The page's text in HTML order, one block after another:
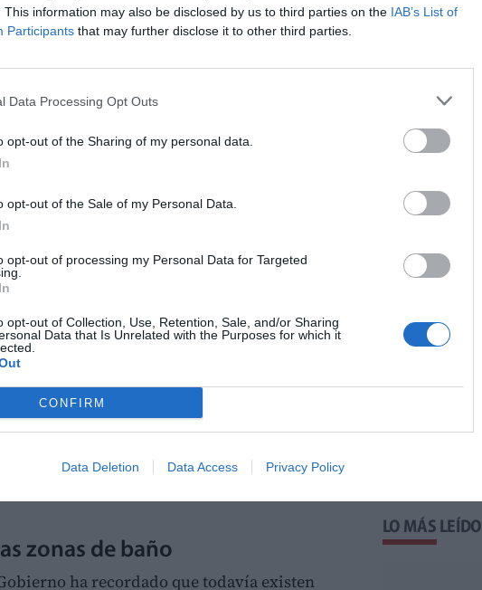
This information may also be disclosed by us to third parties on the IAB’s List of
Participants that may further disclose it to other third parties.
Data Processing Opt Outs
opt-out of the Sharing of my personal data.
opt-out of the Sale of my Personal Data.
opt-out of processing my Personal Data for Targeted
opt-out of Collection, Use, Retention, Sale, and/or Sharing
Data that Is Unrelated with the Purposes for which it
CONFIRM
Data Deletion Data Access Privacy Policy
Valenciana,Pilar Bernabé, ha
de Buñol,
ejecutadas para recuperar el entorno
octubre. La actuación, desarrollada por la
(CHJ)
, ha permitido reforzar la
en varios afluentes del río Magro, entre
y el Juanes.
de euros
de emergencia en la cuenca del
términos municipales de
emergencia previstas tras la dana, dentro
de estos trabajos ha sido"recuperar y
priorizando la dinámica natural de los
de la cuenca frente a futuros
zonas de baño
ha recordado que todavía existen
LO MÁS LEÍDO